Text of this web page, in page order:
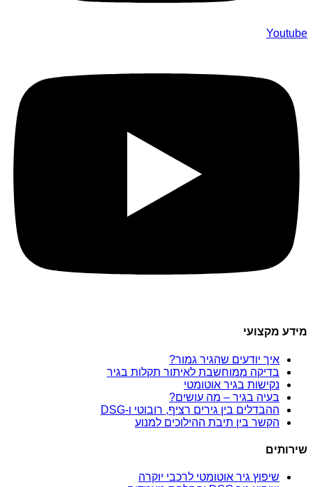
Youtube
מידע מקצועי
איך יודעים שהגיר גמור?
בדיקה ממוחשבת לאיתור תקלות בגיר
נקישות בגיר אוטומטי
בעיה בגיר – מה עושים?
ההבדלים בין גירים רציף, רובוטי ו-DSG
הקשר בין תיבת ההילוכים למנוע
שירותים
שיפוץ גיר אוטומטי לרכבי יוקרה